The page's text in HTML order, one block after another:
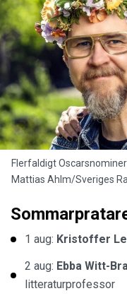
Flerfaldigt
Mattias Ahlm/Sveriges
1 aug: Kristoffer
2 aug: Ebba Witt-
litteraturprofessor